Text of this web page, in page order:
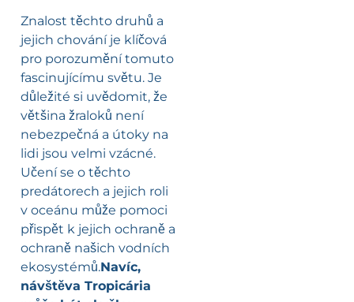
Znalost těchto druhů a
jejich chování je klíčová
pro porozumění tomuto
fascinujícímu světu. Je
důležité si uvědomit, že
většina žraloků není
nebezpečná a útoky na
lidi jsou velmi vzácné.
Učení se o těchto
predátorech a jejich roli
v oceánu může pomoci
přispět k jejich ochraně a
ochraně našich vodních
ekosystémů.Navíc,
návštěva Tropicária